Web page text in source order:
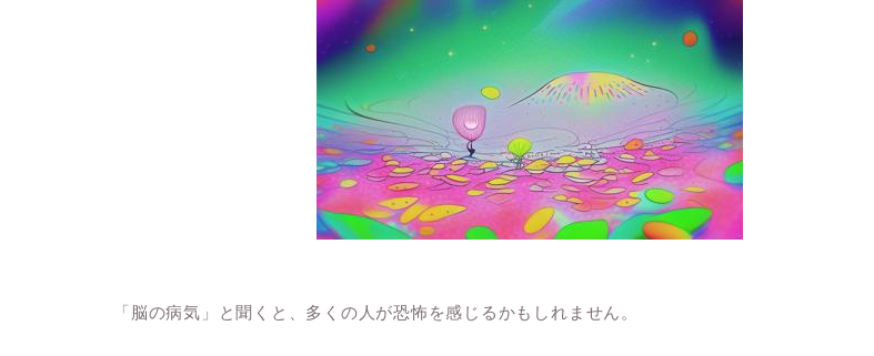
「脳の病気」と聞くと、多くの人が恐怖を感じるかもしれません。